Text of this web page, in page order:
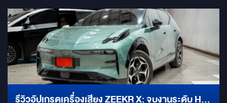
รีวิวอัปเกรดเครื่องเสียง ZEEKR X: จบงานระดับ HI-